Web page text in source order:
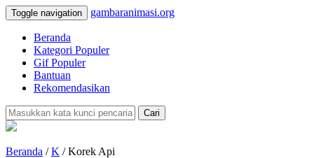
Toggle navigation gambaranimasi.org
Beranda
Kategori Populer
Gif Populer
Bantuan
Rekomendasikan
Cari
Beranda /K / Korek Api